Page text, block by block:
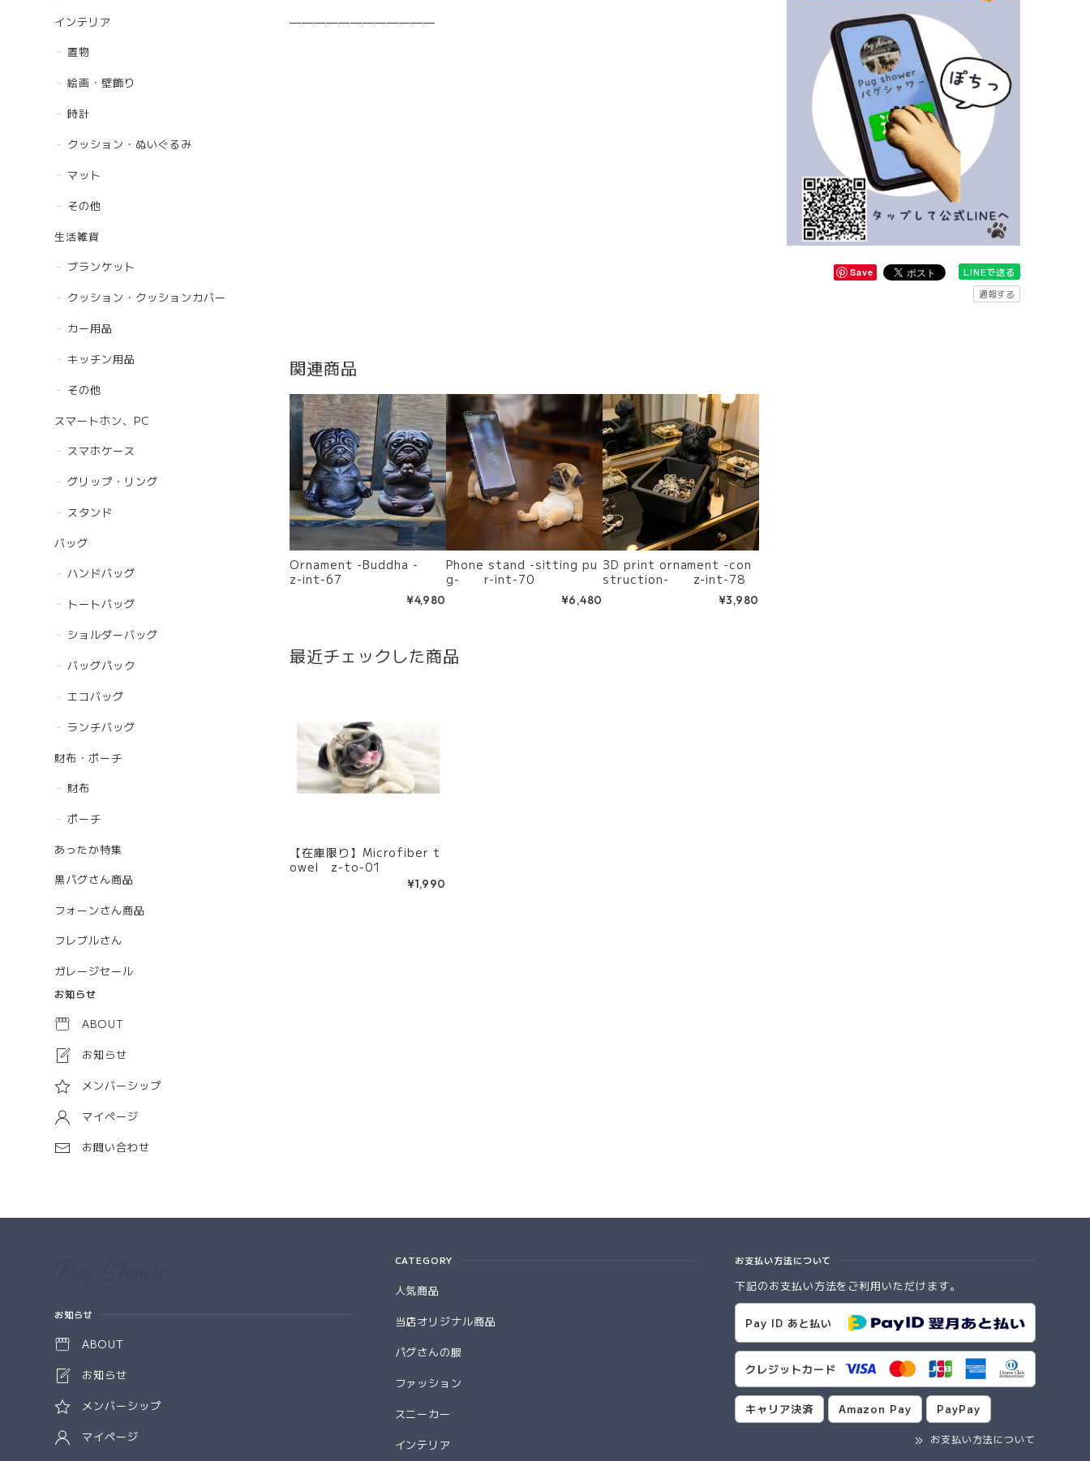
インテリア
置物
絵画・壁飾り
時計
クッション・ぬいぐるみ
マット
その他
生活雑貨
ブランケット
クッション・クッションカバー
カー用品
キッチン用品
その他
スマートホン、PC
スマホケース
グリップ・リング
スタンド
バッグ
ハンドバッグ
トートバッグ
ショルダーバッグ
バッグパック
エコバッグ
ランチバッグ
財布・ポーチ
財布
ポーチ
あったか特集
黒パグさん商品
フォーンさん商品
フレブルさん
ガレージセール
お知らせ
ABOUT
お知らせ
メンバーシップ
マイページ
お問い合わせ
————————————
Save
LINEで送る
通報する
関連商品
Ornament -Buddha -
z-int-67
¥4,980
Phone stand -sitting pu
g- r-int-70
¥6,480
3D print ornament -con
struction- z-int-78
¥3,980
最近チェックした商品
【在庫限り】Microfiber t
owel z-to-01
¥1,990
お知らせ
ABOUT
お知らせ
メンバーシップ
マイページ
CATEGORY
人気商品
当店オリジナル商品
パグさんの服
ファッション
スニーカー
インテリア
お支払い方法について
下記のお支払い方法をご利用いただけます。
Pay ID あと払い
クレジットカード
キャリア決済 Amazon Pay PayPay
お支払い方法について